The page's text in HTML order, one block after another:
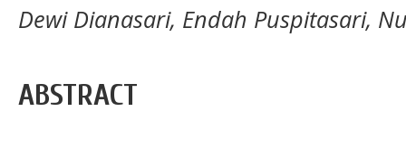
Dewi Dianasari, Endah Puspitasari,
ABSTRACT